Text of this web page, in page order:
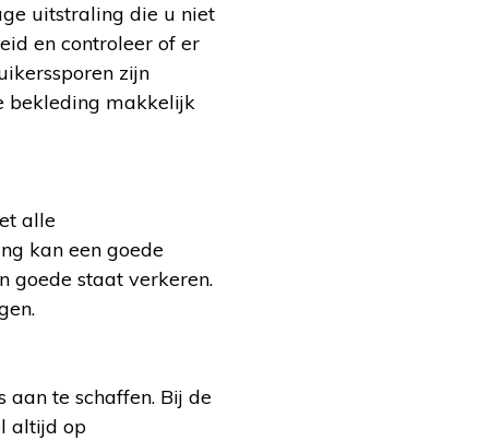
uitstraling die u niet
en controleer of er
zijn
bekleding makkelijk
alle
kan een goede
goede staat verkeren.
aan te schaffen. Bij de
altijd op